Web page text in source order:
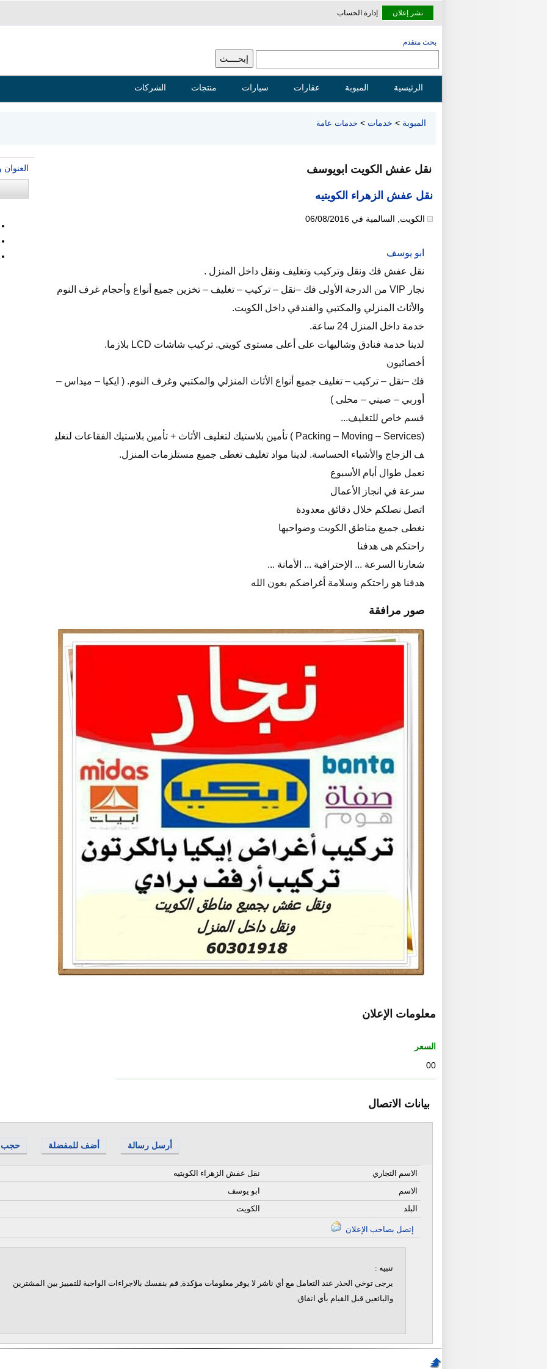
نشر إعلان إدارة الحساب
بحث متقدم
الرئيسية المبوبة عقارات سيارات منتجات الشركات
المبوبة > خدمات > خدمات عامة
نقل عفش الكويت ابويوسف
نقل عفش الزهراء الكويتيه
الكويت السالمية في 06/08/2016
ابو يوسف
نقل عفش فك ونقل وتركيب وتغليف ونقل داخل المنزل .
نجار VIP من الدرجة الأولى فك –نقل – تركيب – تغليف – تخزين جميع أنواع وأحجام غرف النوم
والأثاث المنزلي والمكتبي والفندقي داخل الكويت.
خدمة داخل المنزل 24 ساعة.
لدينا خدمة فنادق وشاليهات على أعلى مستوى كويتي. تركيب شاشات LCD بلازما.
أخصائيون
فك –نقل – تركيب – تغليف جميع أنواع الأثاث المنزلي والمكتبي وغرف النوم. ( ايكيا – ميداس –
أوربي – صيني – محلى )
قسم خاص للتغليف...
(Packing – Moving – Services ) تأمين بلاستيك لتغليف الأثاث + تأمين بلاستيك الفقاعات لتغلي
ف الزجاج والأشياء الحساسة. لدينا مواد تغليف تغطى جميع مستلزمات المنزل.
نعمل طوال أيام الأسبوع
سرعة في انجاز الأعمال
اتصل نصلكم خلال دقائق معدودة
نغطى جميع مناطق الكويت وضواحيها
راحتكم هى هدفنا
شعارنا السرعة ... الإحترافية ... الأمانة ...
هدفنا هو راحتكم وسلامة أغراضكم بعون الله
صور مرافقة
معلومات الإعلان
السعر
00
بيانات الاتصال
حجب أضف للمفضلة أرسل رسالة
نقل عفش الزهراء الكويتيه
الاسم التجاري
ابو يوسف
الاسم
الكويت
البلد
تنبيه :
يرجى توخي الحذر عند التعامل مع أي ناشر لا يوفر معلومات مؤكدة, قم بنفسك بالاجراءات الواجبة للتمييز بين المشترين
والبائعين قبل القيام بأي اتفاق.